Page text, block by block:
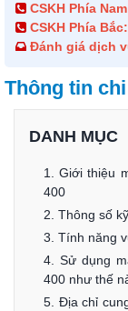
CSKH Phía
CSKH Phía Bắc:
Đánh giá dịch
Thông tin
DANH MỤC
1. Giới thiệu
400
2. Thông số
3. Tính năng
4. Sử dụng
400 như thế
5. Địa chỉ